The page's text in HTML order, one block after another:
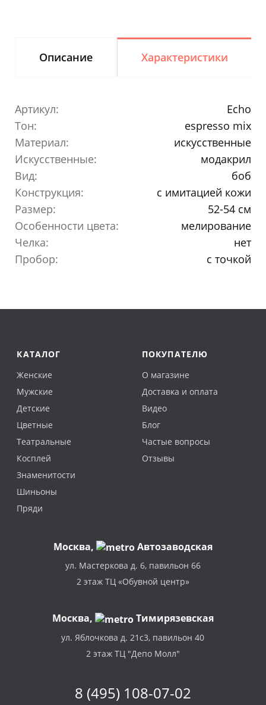
Описание Характеристики
Артикул:
Echo
Тон:
espresso mix
Материал:
искусственные
Искусственные:
модакрил
Вид:
боб
Конструкция:
с имитацией кожи
Размер:
52-54 см
Особенности цвета:
мелирование
Челка:
нет
Пробор:
с точкой
КАТАЛОГ
Женские
Мужские
Детские
Цветные
Театральные
Косплей
Знаменитости
Шиньоны
Пряди
ПОКУПАТЕЛЮ
О магазине
Доставка и оплата
Видео
Блог
Частые вопросы
Отзывы
Москва, Автозаводская
ул. Мастеркова д. 6, павильон 66
2 этаж ТЦ «Обувной центр»
Москва, Тимирязевская
ул. Яблочкова д. 21с3, павильон 40
2 этаж ТЦ "Депо Молл"
8 (495) 108-07-02